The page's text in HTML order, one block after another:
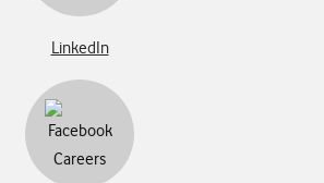
LinkedIn